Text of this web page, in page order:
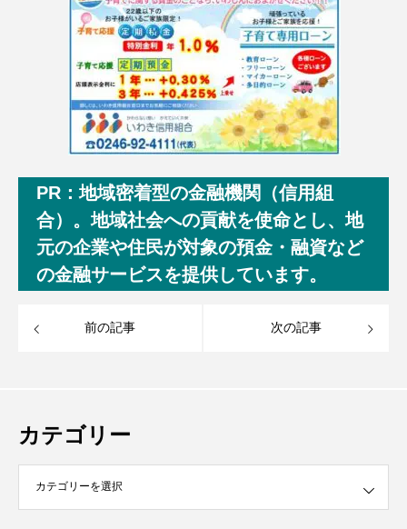
PR：地域密着型の金融機関（信用組
合）。地域社会への貢献を使命とし、地
元の企業や住民が対象の預金・融資など
の金融サービスを提供しています。
前の記事 次の記事
カテゴリー